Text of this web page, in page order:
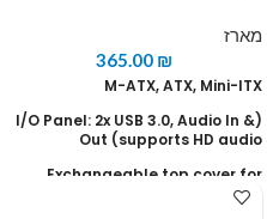
מארז
365.00 ₪
M-ATX, ATX, Mini-ITX
(I/O Panel: 2x USB 3.0, Audio In &
Out (supports HD audio
Exchangeable top cover for
silent or high-performance